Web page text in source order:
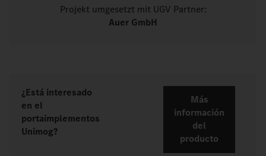
Projekt umgesetzt mit UGV Partner:
Auer GmbH
¿Está interesado
en el
portaimplementos
Unimog?
Más
información
del
producto